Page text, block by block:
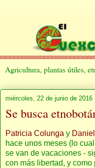
Agricultura, plantas útiles,
miércoles, 22 de junio de 2016
Se busca
Patricia Colunga y
hace unos meses (lo
se van de vacaciones -
con más libertad, y